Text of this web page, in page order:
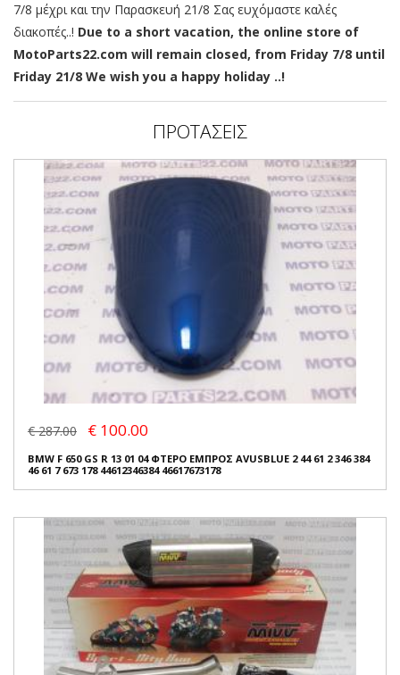
7/8 μέχρι και την Παρασκευή 21/8 Σας ευχόμαστε καλές
διακοπές..! Due to a short vacation, the online store of
MotoParts22.com will remain closed, from Friday 7/8 until
Friday 21/8 We wish you a happy holiday ..!
ΠΡΟΤΑΣΕΙΣ
€ 287.00 € 100.00
BMW F 650 GS R 13 01 04 ΦΤΕΡΟ ΕΜΠΡΟΣ AVUSBLUE 2 44 61 2 346 384
46 61 7 673 178 44612346384 46617673178